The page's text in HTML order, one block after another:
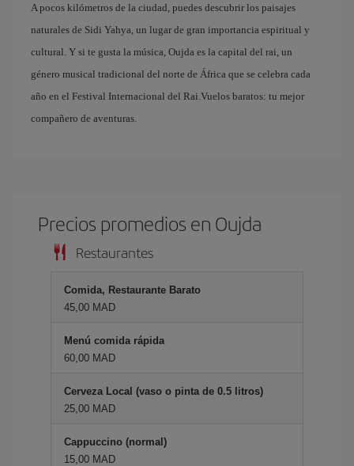
A pocos kilómetros de la ciudad, puedes descubrir los paisajes
naturales de Sidi Yahya, un lugar de gran importancia espiritual y
cultural. Y si te gusta la música, Oujda es la capital del rai, un
género musical tradicional del norte de África que se celebra cada
año en el Festival Internacional del Rai.Vuelos baratos: tu mejor
compañero de aventuras.
Precios promedios en Oujda
Restaurantes
Comida, Restaurante Barato
45,00 MAD
Menú comida rápida
60,00 MAD
Cerveza Local (vaso o pinta de 0.5 litros)
25,00 MAD
Cappuccino (normal)
15,00 MAD